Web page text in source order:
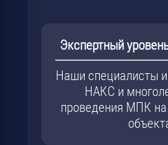
Экспертный
Наши специалисты
НАКС и
проведения МПК на